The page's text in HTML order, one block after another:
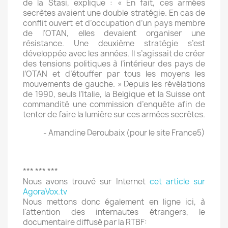
de la Stasi, explique : « En fait, ces armées
secrètes avaient une double stratégie. En cas de
conflit ouvert et d’occupation d’un pays membre
de l’OTAN, elles devaient organiser une
résistance. Une deuxième stratégie s’est
développée avec les années. Il s’agissait de créer
des tensions politiques à l’intérieur des pays de
l’OTAN et d’étouffer par tous les moyens les
mouvements de gauche. » Depuis les révélations
de 1990, seuls l’Italie, la Belgique et la Suisse ont
commandité une commission d’enquête afin de
tenter de faire la lumière sur ces armées secrètes.
- Amandine Deroubaix (pour le site France5)
*** *** ***
Nous avons trouvé sur Internet cet article sur
AgoraVox.tv
Nous mettons donc également en ligne ici, à
l'attention des internautes étrangers, le
documentaire diffusé par la RTBF: